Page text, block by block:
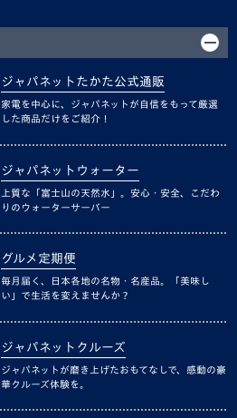
ジャパネットたかた公式通販
家電を中心に、ジャパネットが自信をもって厳選
した商品だけをご紹介！
ジャパネットウォーター
上質な「富士山の天然水」。安心・安全、こだわ
りのウォーターサーバー
グルメ定期便
毎月届く、日本各地の名物・名産品。「美味し
い」で生活を変えませんか？
ジャパネットクルーズ
ジャパネットが磨き上げたおもてなしで、感動の豪
華クルーズ体験を。